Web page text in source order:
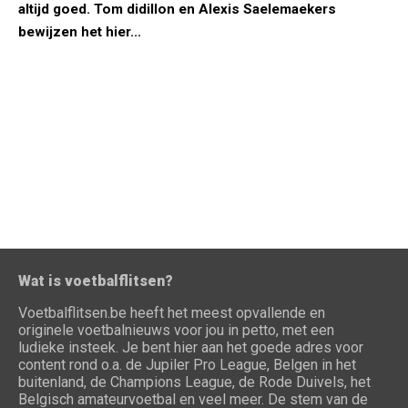
altijd goed. Tom didillon en Alexis Saelemaekers
bewijzen het hier...
Wat is voetbalflitsen?
Voetbalflitsen.be heeft het meest opvallende en
originele voetbalnieuws voor jou in petto, met een
ludieke insteek. Je bent hier aan het goede adres voor
content rond o.a. de Jupiler Pro League, Belgen in het
buitenland, de Champions League, de Rode Duivels, het
Belgisch amateurvoetbal en veel meer. De stem van de